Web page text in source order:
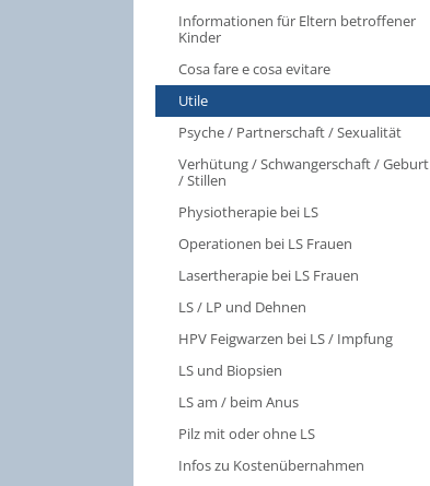
Informationen für Eltern betroffener
Kinder
Cosa fare e cosa evitare
Utile
Psyche / Partnerschaft / Sexualität
Verhütung / Schwangerschaft / Geburt
/ Stillen
Physiotherapie bei LS
Operationen bei LS Frauen
Lasertherapie bei LS Frauen
LS / LP und Dehnen
HPV Feigwarzen bei LS / Impfung
LS und Biopsien
LS am / beim Anus
Pilz mit oder ohne LS
Infos zu Kostenübernahmen